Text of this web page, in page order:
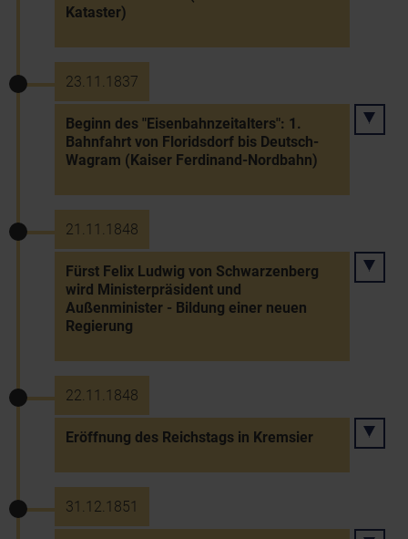
Kataster)
23.11.1837
Beginn des "Eisenbahnzeitalters": 1.
Bahnfahrt von Floridsdorf bis Deutsch-
Wagram (Kaiser Ferdinand-Nordbahn)
21.11.1848
Fürst Felix Ludwig von Schwarzenberg
wird Ministerpräsident und
Außenminister - Bildung einer neuen
Regierung
22.11.1848
Eröffnung des Reichstags in Kremsier
31.12.1851